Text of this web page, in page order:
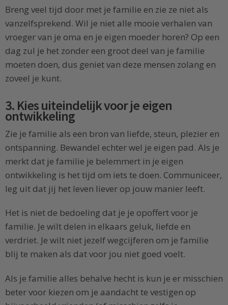
Breng veel tijd door met je familie en zie ze niet als
vanzelfsprekend. Wil je niet alle mooie verhalen van
vroeger van je oma en je eigen moeder horen? Op een
dag zul je het zonder een groot deel van je familie
moeten doen, dus geniet van deze mensen zolang en
zoveel je kunt.
3. Kies uiteindelijk voor je eigen
ontwikkeling
Zie je familie als een bron van liefde, steun, plezier en
ontspanning. Bewandel echter wel je eigen pad. Als je
merkt dat je familie je belemmert in je eigen
ontwikkeling is het tijd om iets te doen. Communiceer,
leg uit dat jij het leven liever op jouw manier leeft.
Het is niet de bedoeling dat je je opoffert voor je
familie. Je wilt delen in elkaars geluk, liefde en
verdriet. Je wilt niet jezelf wegcijferen om je familie
blij te maken als dat voor jou niet goed voelt.
Als je familie alles behalve hecht is kun je er misschien
beter voor kiezen om je aandacht te vestigen op